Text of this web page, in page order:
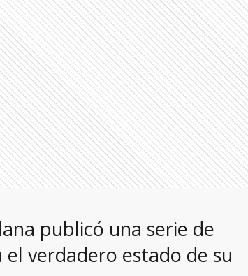
publicó una serie de
verdadero estado de su